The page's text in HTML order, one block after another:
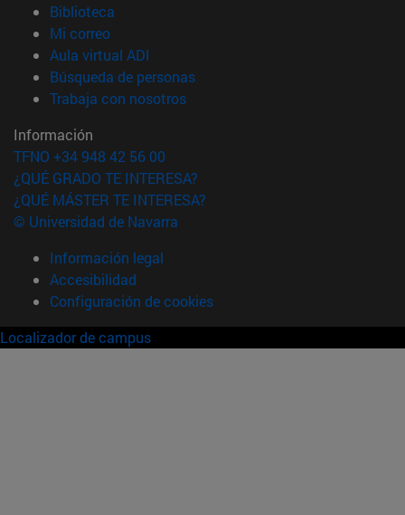
Biblioteca
Mi correo(abre en nueva ventana)
Aula virtual ADI
Búsqueda de personas(abre en nueva ventana)
Trabaja con nosotros(abre en nueva ventana)
Información
TFNO +34 948 42 56 00
¿QUÉ GRADO TE INTERESA?
¿QUÉ MÁSTER TE INTERESA?
© Universidad de Navarra
Información legal
Accesibilidad
Configuración de cookies
Localizador de campus